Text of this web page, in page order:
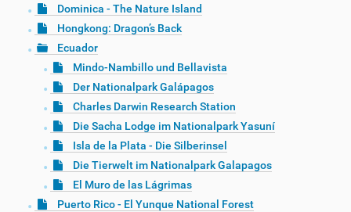
Dominica - The Nature Island
Hongkong: Dragon’s Back
Ecuador
Mindo-Nambillo und Bellavista
Der Nationalpark Galápagos
Charles Darwin Research Station
Die Sacha Lodge im Nationalpark Yasuní
Isla de la Plata - Die Silberinsel
Die Tierwelt im Nationalpark Galapagos
El Muro de las Lágrimas
Puerto Rico - El Yunque National Forest